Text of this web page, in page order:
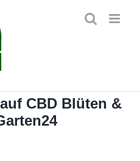
CBD Blüten &